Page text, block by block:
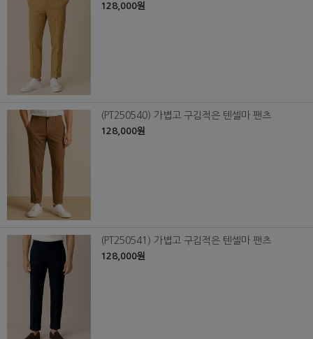
128,000원
(PT250540) 가볍고 구김적은 텐셀마 팬츠
128,000원
(PT250541) 가볍고 구김적은 텐셀마 팬츠
128,000원